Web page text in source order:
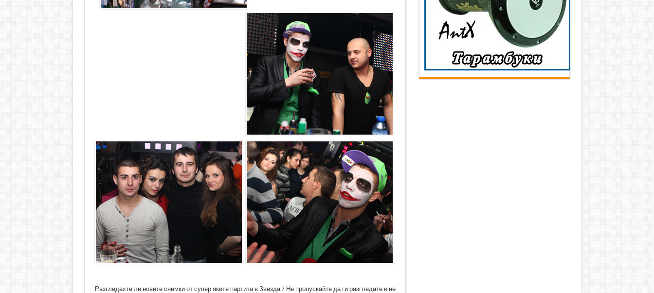
Разгледахте ли новите снимки от супер яките партита в Звезда ? Не пропускайте да ги разгледате и не